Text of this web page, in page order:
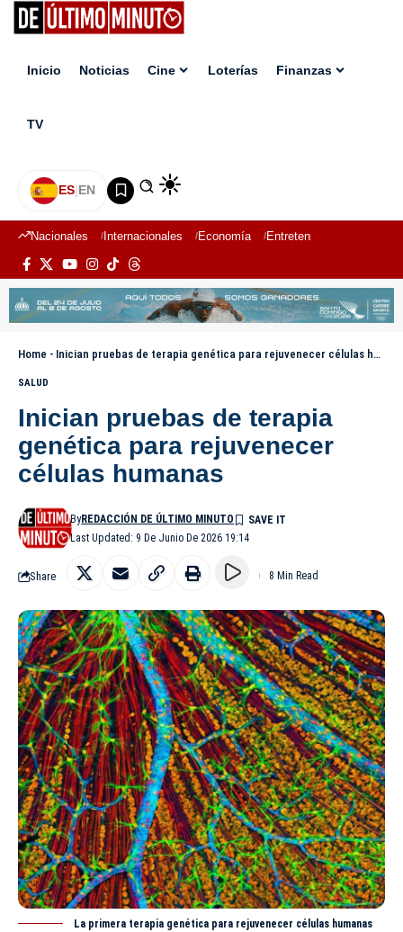
Inicio Noticias Cine Loterías Finanzas
TV
ES|EN
Nacionales Internacionales Economía Entretenimiento
Home - Inician pruebas de terapia genética para rejuvenecer células humanas
SALUD
Inician pruebas de terapia
genética para rejuvenecer
células humanas
Last Updated: 9 De Junio De 2026 19:14
ByREDACCIÓN DE ÚLTIMO MINUTO
Share 8 Min Read
La primera terapia genética para rejuvenecer células humanas